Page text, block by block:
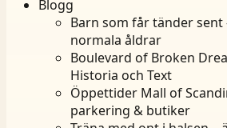
Blogg
Barn som får tänder sent
normala åldrar
Boulevard of Broken
Historia och Text
Öppettider Mall of
parkering & butiker